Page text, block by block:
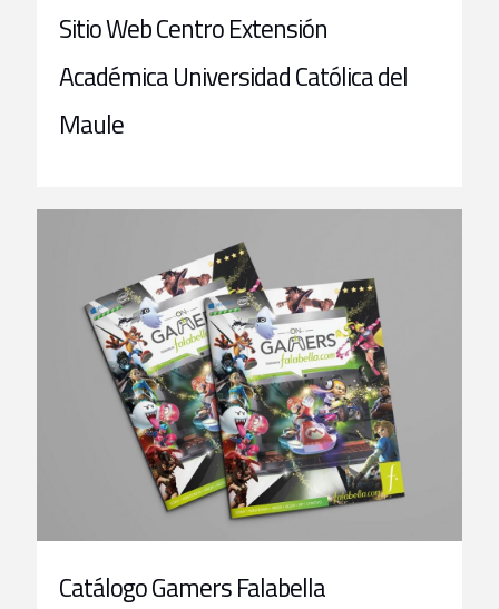
Sitio Web Centro Extensión
Académica Universidad Católica del
Maule
Catálogo Gamers Falabella